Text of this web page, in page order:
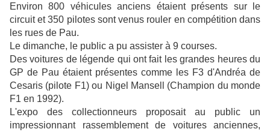
Environ 800 véhicules anciens étaient présents sur le
circuit et 350 pilotes sont venus rouler en compétition dans
les rues de Pau.
Le dimanche, le public a pu assister à 9 courses.
Des voitures de légende qui ont fait les grandes heures du
GP de Pau étaient présentes comme les F3 d'Andréa de
Cesaris (pilote F1) ou Nigel Mansell (Champion du monde
F1 en 1992).
L'expo des collectionneurs proposait au public un
impressionnant rassemblement de voitures anciennes,